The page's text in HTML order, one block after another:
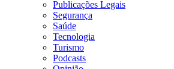
Publicações Legais
Segurança
Saúde
Tecnologia
Turismo
Podcasts